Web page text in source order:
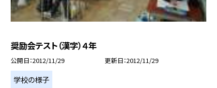
奨励会テスト（漢字）４年
公開日 2012/11/29 更新日 2012/11/29
学校の様子